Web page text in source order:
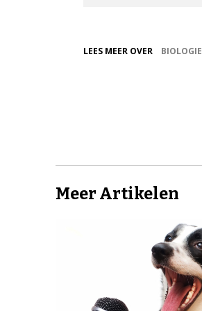
LEES MEER OVER BIOLOGIE
Meer Artikelen